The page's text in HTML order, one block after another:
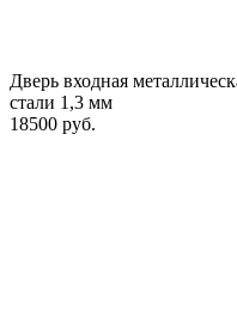
Дверь входная
стали 1,3 мм
18500 руб.